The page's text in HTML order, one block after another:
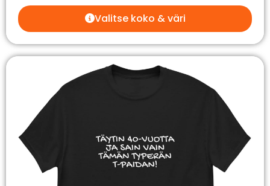
Valitse koko & väri